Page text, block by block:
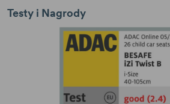
Testy i Nagrody